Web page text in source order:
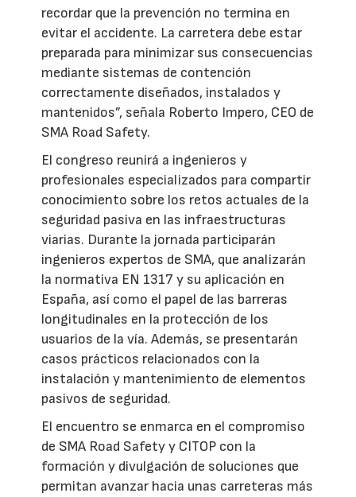
recordar que la prevención no termina en
evitar el accidente. La carretera debe estar
preparada para minimizar sus consecuencias
mediante sistemas de contención
correctamente diseñados, instalados y
mantenidos”, señala Roberto Impero, CEO de
SMA Road Safety.
El congreso reunirá a ingenieros y
profesionales especializados para compartir
conocimiento sobre los retos actuales de la
seguridad pasiva en las infraestructuras
viarias. Durante la jornada participarán
ingenieros expertos de SMA, que analizarán
la normativa EN 1317 y su aplicación en
España, así como el papel de las barreras
longitudinales en la protección de los
usuarios de la vía. Además, se presentarán
casos prácticos relacionados con la
instalación y mantenimiento de elementos
pasivos de seguridad.
El encuentro se enmarca en el compromiso
de SMA Road Safety y CITOP con la
formación y divulgación de soluciones que
permitan avanzar hacia unas carreteras más